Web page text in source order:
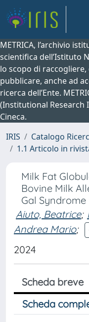
METRICA, l’archivio
scientifica dell’Istituto
lo scopo di
pubblicare, anche ad
ricerca dell’Ente.
(Institutional Research
Cineca.
IRIS
Catalogo
1.1 Articolo in
Milk Fat
Bovine Milk
Gal Syndrome
Aiuto, Beatrice;
Andrea Mario;
2024
Scheda breve
Scheda